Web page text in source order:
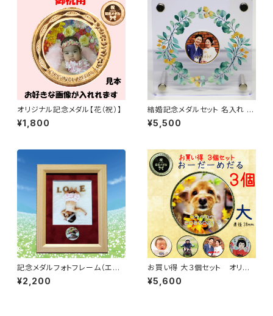
オリジナル記念メダル【花（祝）】
¥1,800
結婚記念メダルセット 名入れ 刻
印無料 結婚式 結婚祝い 結婚周
年 記念メダル
¥5,500
記念メダルフォトフレーム（エン
ジ）
¥2,200
お買い得 大３個セット オリジ
ナル記念メダル 大【全面】・裏面
【祝あり・祝なし】ケース付き
¥5,600